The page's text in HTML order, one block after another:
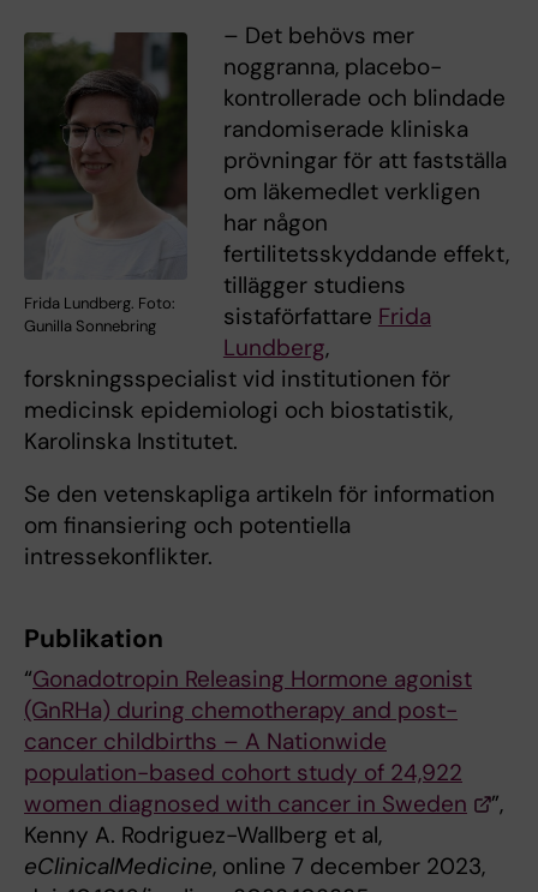
Frida Lundberg. Foto:
Gunilla Sonnebring
– Det behövs mer
noggranna, placebo-
kontrollerade och blindade
randomiserade kliniska
prövningar för att fastställa
om läkemedlet verkligen
har någon
fertilitetsskyddande effekt,
tillägger studiens
sistaförfattare Frida
Lundberg,
forskningsspecialist vid institutionen för
medicinsk epidemiologi och biostatistik,
Karolinska Institutet.
Se den vetenskapliga artikeln för information
om finansiering och potentiella
intressekonflikter.
Publikation
“Gonadotropin Releasing Hormone agonist
(GnRHa) during chemotherapy and post-
cancer childbirths – A Nationwide
population-based cohort study of 24,922
women diagnosed with cancer in Sweden
”,
Kenny A. Rodriguez-Wallberg et al,
eClinicalMedicine, online 7 december 2023,